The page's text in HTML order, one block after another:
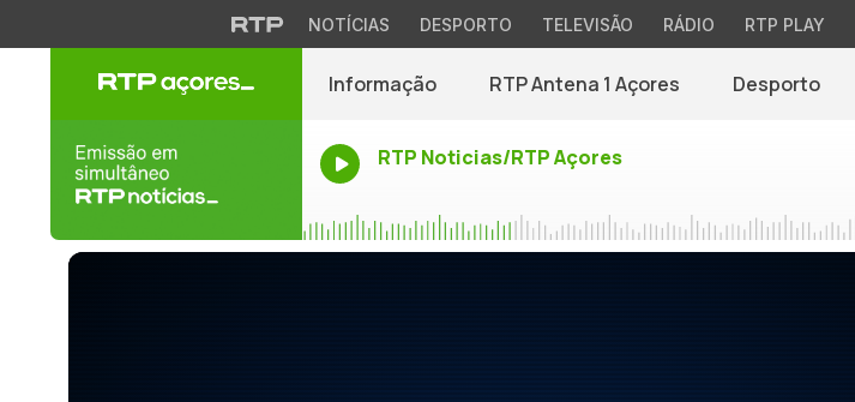
NOTÍCIAS DESPORTO TELEVISÃO RÁDIO RTP PLAY
Informação RTP Antena 1 Açores Desporto
RTP Noticias/RTP Açores